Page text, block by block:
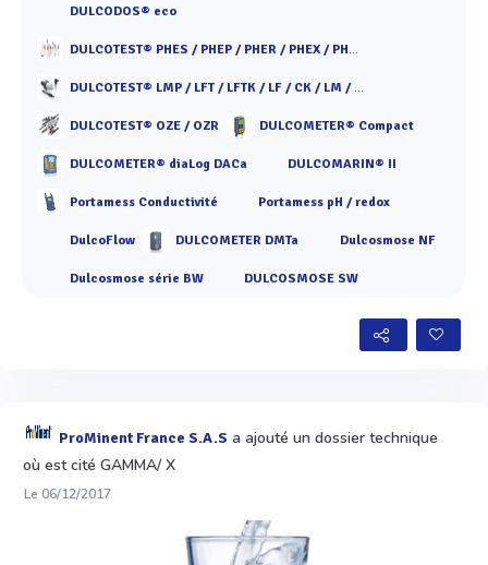
DULCODOS® eco
DULCOTEST® PHES / PHEP / PHER / PHEX / PHED / PHEF / PHEN / PHEK
DULCOTEST® LMP / LFT / LFTK / LF / CK / LM / ICT
DULCOTEST® OZE / OZR DULCOMETER® Compact
DULCOMETER® diaLog DACa DULCOMARIN® II
Portamess Conductivité Portamess pH / redox
DulcoFlow DULCOMETER DMTa Dulcosmose NF
Dulcosmose série BW DULCOSMOSE SW
ProMinent France S.A.S a ajouté un dossier technique
où est cité GAMMA/ X
Le 06/12/2017